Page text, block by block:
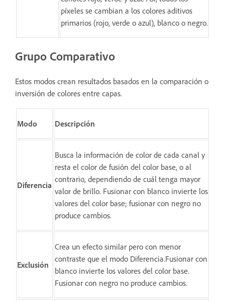
píxeles se cambian a los colores aditivos
primarios (rojo, verde o azul), blanco o negro.
Grupo Comparativo
Estos modos crean resultados basados en la comparación o
inversión de colores entre capas.
Modo Descripción
Diferencia
Busca la información de color de cada canal y
resta el color de fusión del color base, o al
contrario, dependiendo de cuál tenga mayor
valor de brillo. Fusionar con blanco invierte los
valores del color base; fusionar con negro no
produce cambios.
Exclusión
Crea un efecto similar pero con menor
contraste que el modo Diferencia.Fusionar con
blanco invierte los valores del color base.
Fusionar con negro no produce cambios.